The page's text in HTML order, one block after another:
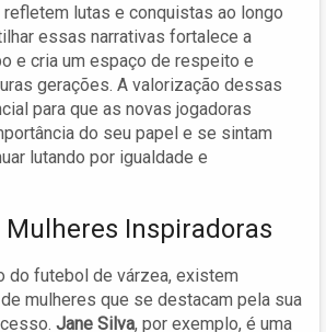
lutas e conquistas ao longo
essas narrativas fortalece a
e cria um espaço de respeito e
gerações. A valorização dessas
para que as novas jogadoras
do seu papel e se sintam
lutando por igualdade e
Inspiradoras
do futebol de várzea, existem
mulheres que se destacam pela sua
Jane Silva, por exemplo, é uma